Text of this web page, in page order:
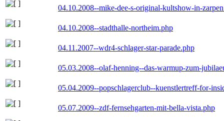
04.10.2008--mike-dee-s-original-kultshow-in-
04.10.2008--stadthalle-northeim.php
04.11.2007--wdr4-schlager-star-parade.php
05.03.2008--olaf-henning--das-warmup-zum-
05.04.2009--popschlagerclub--kuenstlertreff-for-
05.07.2009--zdf-fernsehgarten-mit-bella-vista.php